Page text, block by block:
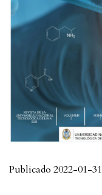
Publicado 2022-01-31